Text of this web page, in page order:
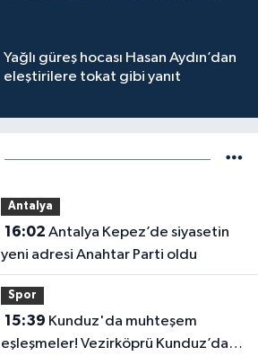
Yağlı güreş hocası Hasan Aydın’dan
eleştirilere tokat gibi yanıt
Antalya
16:02
yeni adresi Anahtar Parti oldu
Spor
15:39
eşleşmeler! Vezirköprü Kunduz’da